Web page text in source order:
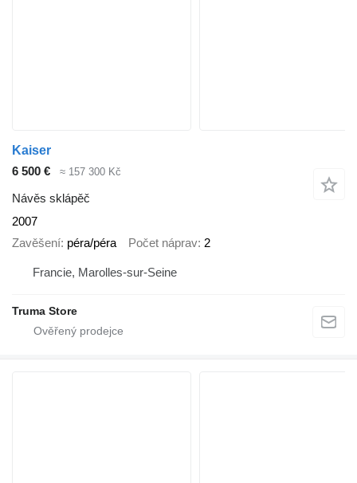
Kaiser
6 500 €
≈ 157 300 Kč
Návěs sklápěč
2007
Zavěšení péra/péra Počet náprav 2
Francie, Marolles-sur-Seine
Truma Store